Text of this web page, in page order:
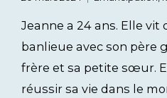
Jeanne a 24 ans. Elle vit
banlieue avec son père
frère et sa petite sœur.
réussir sa vie dans le